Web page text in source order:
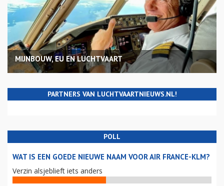
MIJNBOUW, EU EN LUCHTVAART
PARTNERS VAN LUCHTVAARTNIEUWS.NL!
POLL
WAT IS EEN GOEDE NIEUWE NAAM VOOR AIR FRANCE-KLM?
Verzin alsjeblieft iets anders